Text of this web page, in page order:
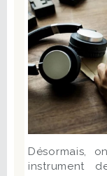
Désormais,
instrument